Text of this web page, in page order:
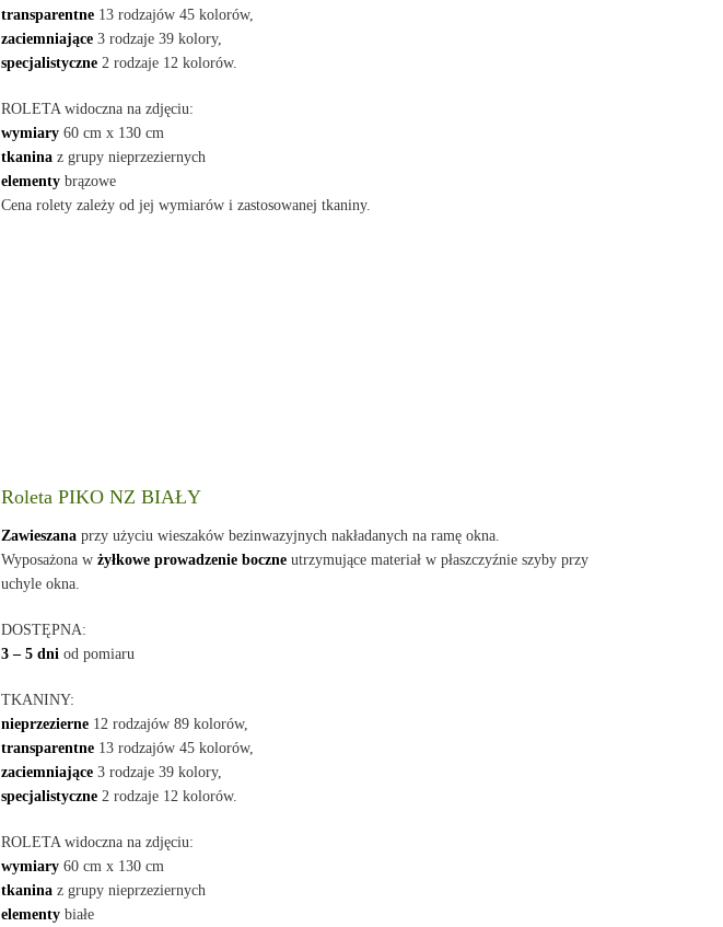
transparentne13 rodzajów 45 kolorów,
zaciemniające3 rodzaje 39 kolory,
specjalistyczne2 rodzaje 12 kolorów.
ROLETA widoczna na zdjęciu:
wymiary60 cm x 130 cm
tkaninaz grupy nieprzeziernych
elementybrązowe
Cena rolety zależy od jej wymiarów i zastosowanej tkaniny.
Roleta PIKO NZ BIAŁY
Zawieszanaprzy użyciu wieszaków bezinwazyjnych nakładanych na ramę okna.
Wyposażona w żyłkowe prowadzenie boczneutrzymujące materiał w płaszczyźnie szyby przy
uchyle okna.
DOSTĘPNA:
3 – 5 dniod pomiaru
TKANINY:
nieprzezierne12 rodzajów 89 kolorów,
transparentne13 rodzajów 45 kolorów,
zaciemniające3 rodzaje 39 kolory,
specjalistyczne2 rodzaje 12 kolorów.
ROLETA widoczna na zdjęciu:
wymiary60 cm x 130 cm
tkaninaz grupy nieprzeziernych
elementybiałe